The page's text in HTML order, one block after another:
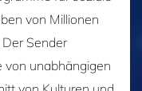
von Millionen
Sender
von unabhängigen